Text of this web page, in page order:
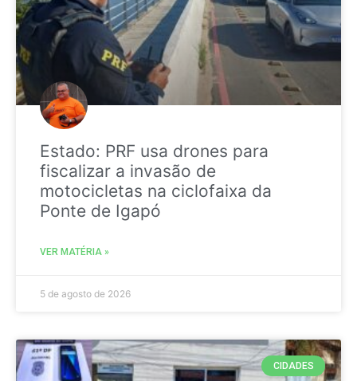
Estado: PRF usa drones para
fiscalizar a invasão de
motocicletas na ciclofaixa da
Ponte de Igapó
VER MATÉRIA »
5 de agosto de 2026
CIDADES